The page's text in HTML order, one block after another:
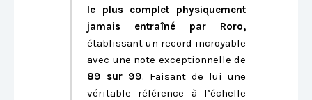
le plus complet physiquement
jamais entraîné par Roro,
établissant un record incroyable
avec une note exceptionnelle de
89 sur 99. Faisant de lui une
véritable référence à l’échelle